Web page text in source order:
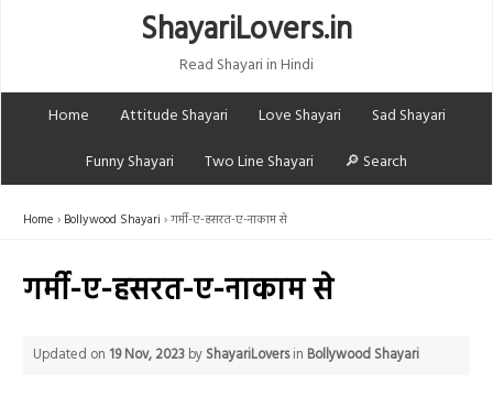
ShayariLovers.in
Read Shayari in Hindi
Home
Attitude Shayari Love Shayari
Sad Shayari
Funny Shayari
Two Line Shayari 🔎 Search
Home Bollywood Shayari गर्मी-ए-हसरत-ए-नाकाम से
गर्मी-ए-हसरत-ए-नाकाम से
Updated on 19 Nov, 2023 by ShayariLoversin Bollywood Shayari